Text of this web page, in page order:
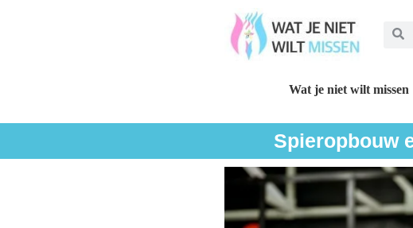
Wat je niet wilt missen
Spieropbouw